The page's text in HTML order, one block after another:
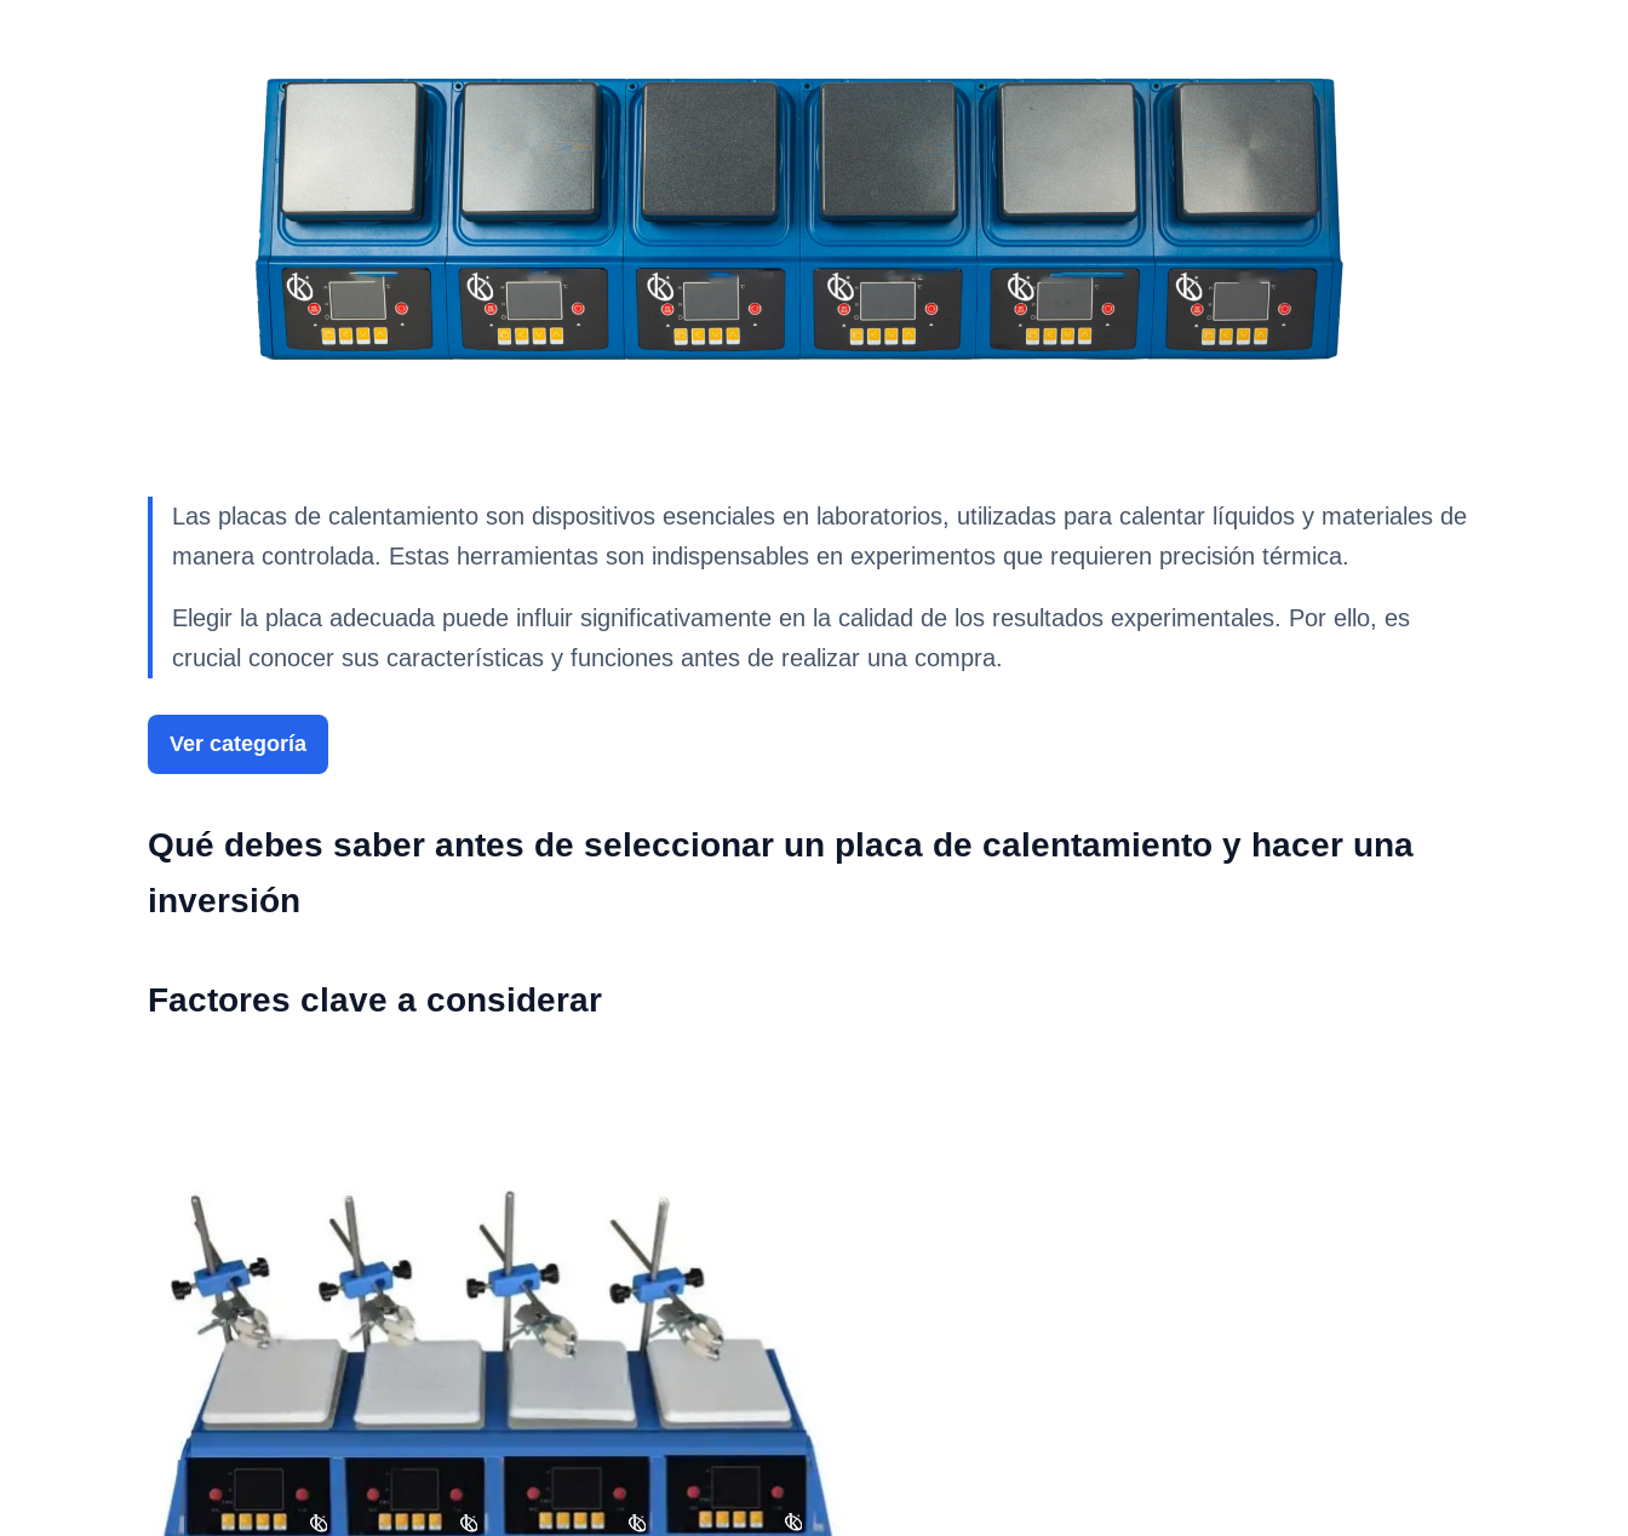
Las placas de calentamiento son dispositivos esenciales en laboratorios, utilizadas para calentar líquidos y materiales de
manera controlada. Estas herramientas son indispensables en experimentos que requieren precisión térmica.
Elegir la placa adecuada puede influir significativamente en la calidad de los resultados experimentales. Por ello, es
crucial conocer sus características y funciones antes de realizar una compra.
Ver categoría
Qué debes saber antes de seleccionar un placa de calentamiento y hacer una
inversión
Factores clave a considerar